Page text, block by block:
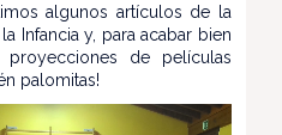
algunos artículos de la
Infancia y, para acabar bien
de películas
palomitas!